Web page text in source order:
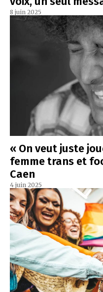
8 juin 2025
« On veut juste
femme trans et
Caen
4 juin 2025